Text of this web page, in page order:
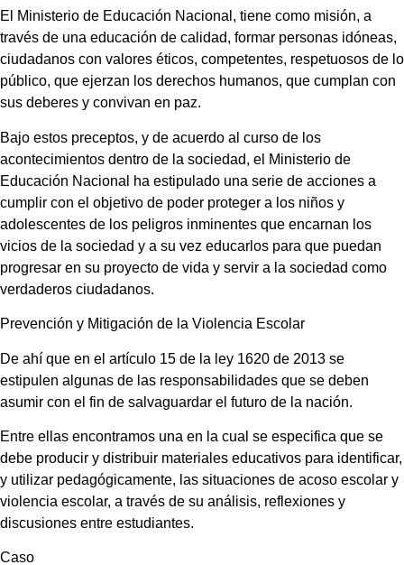
El Ministerio de Educación Nacional, tiene como misión, a
través de una educación de calidad, formar personas idóneas,
ciudadanos con valores éticos, competentes, respetuosos de lo
público, que ejerzan los derechos humanos, que cumplan con
sus deberes y convivan en paz.
Bajo estos preceptos, y de acuerdo al curso de los
acontecimientos dentro de la sociedad, el Ministerio de
Educación Nacional ha estipulado una serie de acciones a
cumplir con el objetivo de poder proteger a los niños y
adolescentes de los peligros inminentes que encarnan los
vicios de la sociedad y a su vez educarlos para que puedan
progresar en su proyecto de vida y servir a la sociedad como
verdaderos ciudadanos.
Prevención y Mitigación de la Violencia Escolar
De ahí que en el artículo 15 de la ley 1620 de 2013 se
estipulen algunas de las responsabilidades que se deben
asumir con el fin de salvaguardar el futuro de la nación.
Entre ellas encontramos una en la cual se especifica que se
debe producir y distribuir materiales educativos para identificar,
y utilizar pedagógicamente, las situaciones de acoso escolar y
violencia escolar, a través de su análisis, reflexiones y
discusiones entre estudiantes.
Caso